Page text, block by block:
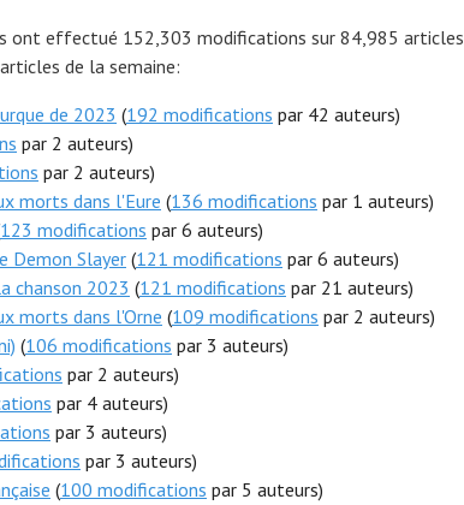
ont effectué 152,303 modifications sur 84,985 articles
de la semaine:
de 2023 (192 modifications par 42 auteurs)
par 2 auteurs)
par 2 auteurs)
morts dans l'Eure (136 modifications par 1 auteurs)
123 modifications par 6 auteurs)
Demon Slayer (121 modifications par 6 auteurs)
chanson 2023 (121 modifications par 21 auteurs)
morts dans l'Orne (109 modifications par 2 auteurs)
(106 modifications par 3 auteurs)
par 2 auteurs)
par 4 auteurs)
par 3 auteurs)
par 3 auteurs)
(100 modifications par 5 auteurs)